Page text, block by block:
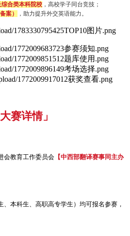
合类本科院校 ，高校学子同台竞技；
案）
，助力提升外交英语能力。
大赛详情」
会教育工作委员会 【中西部翻译赛事同主办
、本科生、高职高专学生）均可报名参赛，